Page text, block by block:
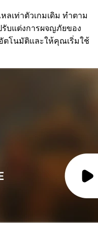
ลเท่าตัวเกมเดิม ทำตาม
บแต่งการผจญภัยของ
ตโนมัติและให้คุณเริ่มใช้